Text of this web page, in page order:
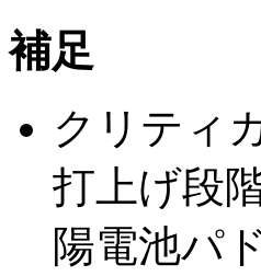
補足
クリティ
打上げ段
陽電池パ